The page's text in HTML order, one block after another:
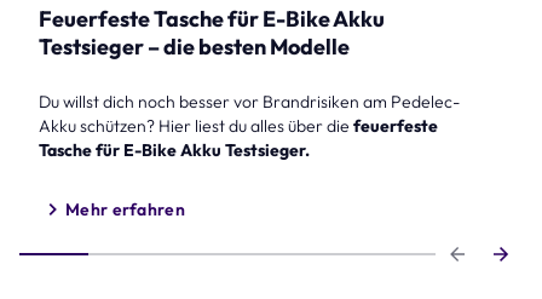
Feuerfeste Tasche für E-Bike Akku
Testsieger – die besten Modelle
Du willst dich noch besser vor Brandrisiken am Pedelec-
Akku schützen? Hier liest du alles über die feuerfeste
Tasche für E-Bike Akku Testsieger.
Mehr erfahren